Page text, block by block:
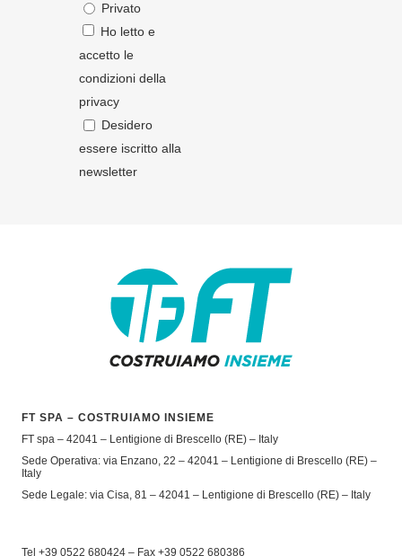
Privato
Ho letto e
accetto le
condizioni della
privacy
Desidero
essere iscritto alla
newsletter
FT SPA – COSTRUIAMO INSIEME
FT spa – 42041 – Lentigione di Brescello (RE) – Italy
Sede Operativa: via Enzano, 22 – 42041 – Lentigione di Brescello (RE) –
Italy
Sede Legale: via Cisa, 81 – 42041 – Lentigione di Brescello (RE) – Italy
Tel +39 0522 680424 – Fax +39 0522 680386